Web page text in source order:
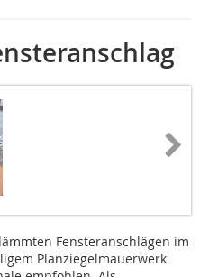
Fensteranschlägen im
Planziegelmauerwerk